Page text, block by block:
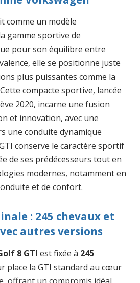
comme un modèle
gamme sportive de
pour son équilibre entre
elle se positionne juste
plus puissantes comme la
compacte sportive, lancée
2020, incarne une fusion
et innovation, avec une
une conduite dynamique
conserve le caractère sportif
de ses prédécesseurs tout en
modernes, notamment en
et de confort.
: 245 chevaux et
autres versions
8 GTI est fixée à 245
place la GTI standard au cœur